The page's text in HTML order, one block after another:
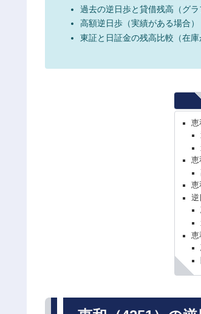
過去の逆日歩と貸借残高（グラ
高額逆日歩（実績がある場合）
東証と日証金の残高比較（在庫
恵
恵
恵
逆
恵